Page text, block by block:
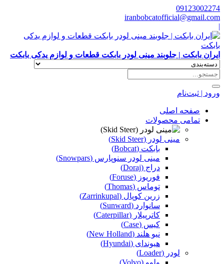
09123002274
iranbobcatofficial@gmail.com
|
ایران بابکت | جلوبند مینی لودر بابکت قطعات و لوازم یدکی بابکت
ورود | ثبت‌نام
صفحه اصلی
تمامی محصولات
مینی لودر (Skid Steer)
بابکت (Bobcat)
مینی لودر سنوپارس (Snowpars)
دراج (Doraj)
فوریوز (Foruse)
توماس (Thomas)
زرین کوپال (Zarrinkupal)
سانوارد (Sunward)
کاترپیلار (Caterpillar)
کیس (Case)
نیو هلند (New Holland)
هیوندای (Hyundai)
لودر (Loader)
ولوو (Volvo)